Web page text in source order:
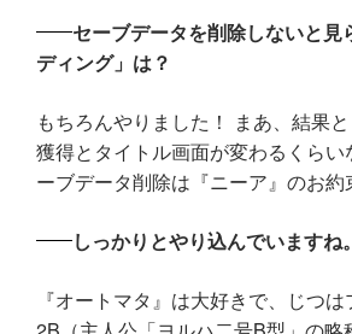
セーブデータを削除しないと見
ディング」は？
もちろんやりました！ まあ、結果
獲得とタイトル画面が変わるくら
ーブデータ削除は『ニーア』のお約
しっかりとやり込んでいますね。
『オートマタ』は大好きで、じつ